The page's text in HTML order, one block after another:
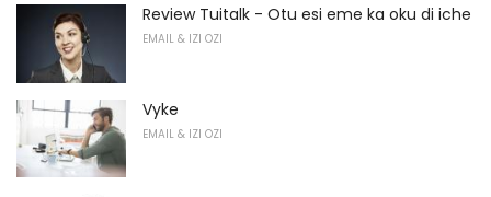
Review Tuitalk - Otu esi eme ka oku di iche
EMAIL & IZI OZI
Vyke
EMAIL & IZI OZI